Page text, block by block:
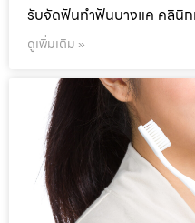
รับจัดฟันทำฟันบางแค คลินิ
ดูเพิ่มเติม »